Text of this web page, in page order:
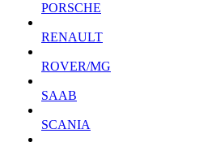
PORSCHE
RENAULT
ROVER/MG
SAAB
SCANIA